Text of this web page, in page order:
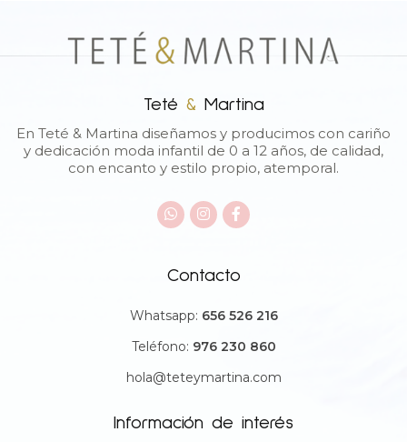
Teté & Martina
En Teté & Martina diseñamos y producimos con cariño
y dedicación moda infantil de 0 a 12 años, de calidad,
con encanto y estilo propio, atemporal.
Contacto
Whatsapp: 656 526 216
Teléfono: 976 230 860
hola@teteymartina.com
Información de interés